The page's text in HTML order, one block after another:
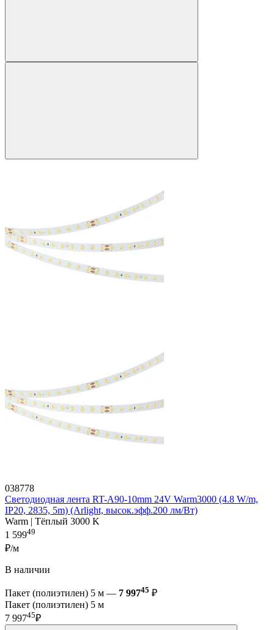
038778
Светодиодная лента RT-A90-10mm 24V Warm3000 (4.8 W/m,
IP20, 2835, 5m) (Arlight, высок.эфф.200 лм/Вт)
Warm | Тёплый 3000 K
1 59949
₽/м
В наличии
Пакет (полиэтилен) 5 м — 7 99745 ₽
Пакет (полиэтилен) 5 м
7 99745₽